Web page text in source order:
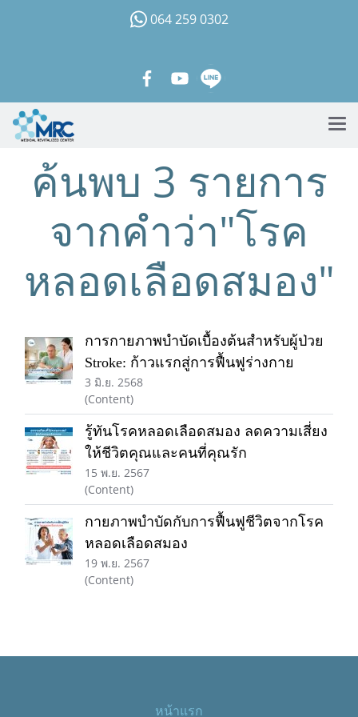
064 259 0302
ค้นพบ 3 รายการ
จากคำว่า"โรค
หลอดเลือดสมอง"
การกายภาพบำบัดเบื้องต้นสำหรับผู้ป่วย
Stroke: ก้าวแรกสู่การฟื้นฟูร่างกาย
3 มิ.ย. 2568
(Content)
รู้ทันโรคหลอดเลือดสมอง ลดความเสี่ยง
ให้ชีวิตคุณและคนที่คุณรัก
15 พ.ย. 2567
(Content)
กายภาพบำบัดกับการฟื้นฟูชีวิตจากโรค
หลอดเลือดสมอง
19 พ.ย. 2567
(Content)
หน้าแรก